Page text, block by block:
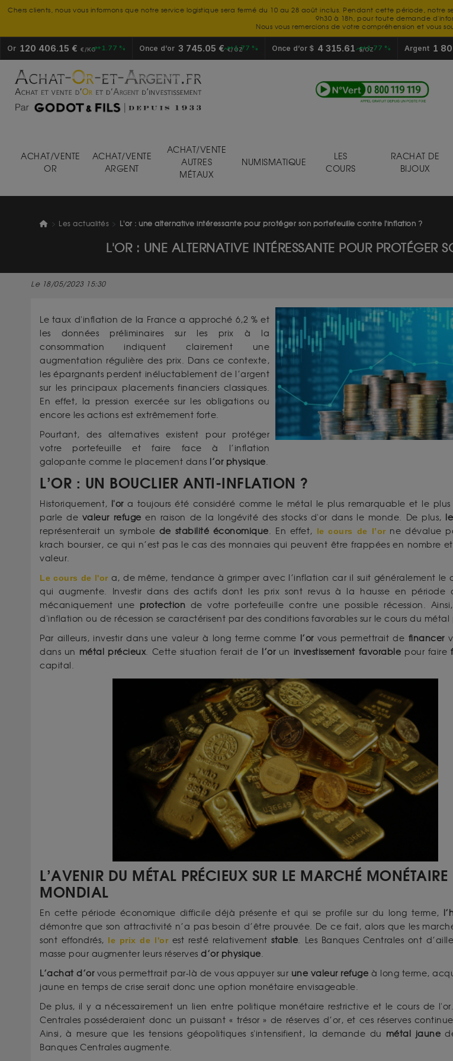
Chers clients, nous vous informons que notre service logistique sera fermé du 10 au 28 août inclus. Pendant cette période,
9h30 à 18h, pour toute demande
Nous vous remercions de votre compréhension et vous
Or 120 406.15 € €/KG +1.77 % Once d’or 3 745.05 €€/OZ
+1.77 % Once d’or $ 4 315.61 $/OZ
+1.77 % Argent 1
ACHAT/VENTE
OR
ACHAT/VENTE
ARGENT
ACHAT/VENTE
AUTRES
MÉTAUX
NUMISMATIQUE
LES
COURS
RACHAT DE
BIJOUX
Les actualités L'or : une alternative intéressante pour protéger son portefeuille contre l'inflation ?
L'OR : UNE ALTERNATIVE INTÉRESSANTE POUR PROTÉGER
Le 18/05/2023 15:30
Le taux d'inflation de la France a approché 6,2 % et
les données préliminaires sur les prix à la
consommation indiquent clairement une
augmentation régulière des prix. Dans ce contexte,
les épargnants perdent inéluctablement de l’argent
sur les principaux placements financiers classiques.
En effet, la pression exercée sur les obligations ou
encore les actions est extrêmement forte.
Pourtant, des alternatives existent pour protéger
votre portefeuille et faire face à l’inflation
galopante comme le placement dans l’or physique.
L’OR : UN BOUCLIER ANTI-INFLATION ?
Historiquement, l'ora toujours été considéré comme le métal le plus remarquable et le plus
parle de valeur refuge en raison de la longévité des stocks d'or dans le monde. De plus,
représenterait un symbole de stabilité économique. En effet, le cours de l’orne dévalue
krach boursier, ce qui n’est pas le cas des monnaies qui peuvent être frappées en nombre
valeur.
Le cours de l'ora, de même, tendance à grimper avec l’inflation car il suit généralement le
qui augmente. Investir dans des actifs dont les prix sont revus à la hausse en période
mécaniquement une protection de votre portefeuille contre une possible récession.
d'inflation ou de récession se caractérisent par des conditions favorables sur le cours du métal
Par ailleurs, investir dans une valeur à long terme comme
l’orvous permettrait de financer
dans un métal précieux. Cette situation ferait de l’orun investissement favorable pour faire
capital.
L’AVENIR DU MÉTAL PRÉCIEUX SUR LE MARCHÉ MONÉTAIRE
MONDIAL
En cette période économique difficile déjà présente et qui se profile sur du long terme,
démontre que son attractivité n’a pas besoin d’être prouvée. De ce fait, alors que les
sont effondrés, le prix de l'orest resté relativementstable. Les Banques Centrales ont
masse pour augmenter leurs réserves d’or physique.
L’achat d’orvous permettrait par-là de vous appuyer sur une valeur refuge à long terme,
jaune en temps de crise serait donc une option monétaire envisageable.
De plus, il y a nécessairement un lien entre politique monétaire restrictive et le cours de l'or.
Centrales posséderaient donc un puissant « trésor » de réserves d’or, et ces réserves
Ainsi, à mesure que les tensions géopolitiques s'intensifient, la demande du métal jaune
Banques Centrales augmente.